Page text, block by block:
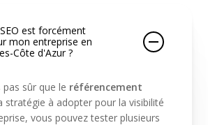
est forcément
mon entreprise en
Côte d'Azur ?
pas sûr que le référencement
stratégie à adopter pour la visibilité
vous pouvez tester plusieurs